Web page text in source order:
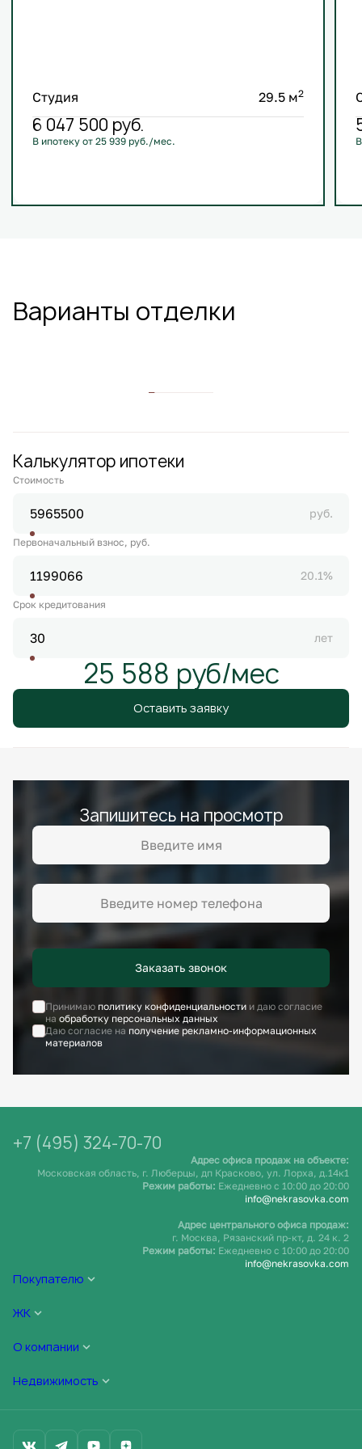
Студия 29.5 м2
6 047 500 руб.
В ипотеку от 25 939 руб./мес.
Варианты отделки
Калькулятор ипотеки
Стоимость
руб.
Первоначальный взнос, руб.
20.1%
Срок кредитования
лет
25 588 руб/мес
Оставить заявку
Запишитесь на просмотр
Заказать звонок
Принимаю политику конфиденциальностии даю согласие
на обработку персональных данных
Даю согласие на получение рекламно-информационных
материалов
Покупателю
ЖК
О компании
Недвижимость
+7 (495) 324-70-70
Адрес офиса продаж на объекте:
Московская область, г. Люберцы, дп Красково, ул. Лорха, д.14к1
Режим работы: Ежедневно c 10:00 до 20:00
info@nekrasovka.com
Адрес центрального офиса продаж:
г. Москва, Рязанский пр-кт, д. 24 к. 2
Режим работы: Ежедневно c 10:00 до 20:00
info@nekrasovka.com